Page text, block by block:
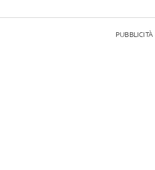
PUBBLICITÀ